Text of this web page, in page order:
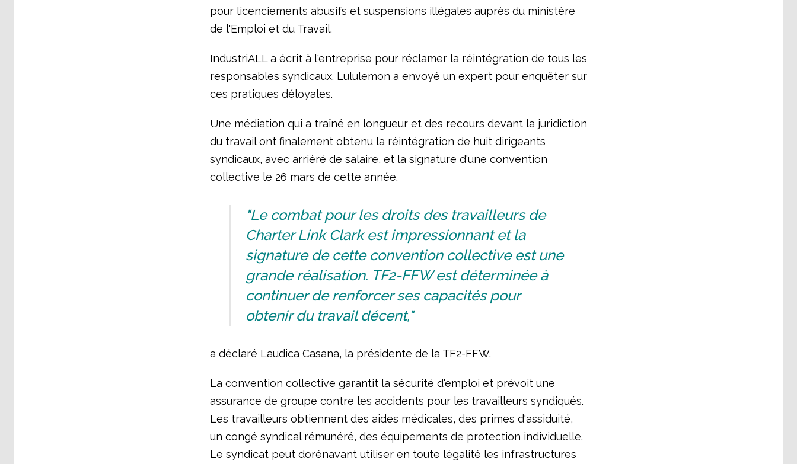
pour licenciements abusifs et suspensions illégales auprès du ministère
de l'Emploi et du Travail.
IndustriALL a écrit à l'entreprise pour réclamer la réintégration de tous les
responsables syndicaux. Lululemon a envoyé un expert pour enquêter sur
ces pratiques déloyales.
Une médiation qui a traîné en longueur et des recours devant la juridiction
du travail ont finalement obtenu la réintégration de huit dirigeants
syndicaux, avec arriéré de salaire, et la signature d'une convention
collective le 26 mars de cette année.
"Le combat pour les droits des travailleurs de
Charter Link Clark est impressionnant et la
signature de cette convention collective est une
grande réalisation. TF2-FFW est déterminée à
continuer de renforcer ses capacités pour
obtenir du travail décent,"
a déclaré Laudica Casana, la présidente de la TF2-FFW.
La convention collective garantit la sécurité d'emploi et prévoit une
assurance de groupe contre les accidents pour les travailleurs syndiqués.
Les travailleurs obtiennent des aides médicales, des primes d'assiduité,
un congé syndical rémunéré, des équipements de protection individuelle.
Le syndicat peut dorénavant utiliser en toute légalité les infrastructures